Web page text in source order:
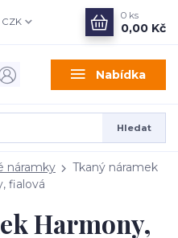
Nabídka
CZK
Hledat
0 ks
0,00 Kč
náramky
Tkaný náramek
fialová
Harmony,